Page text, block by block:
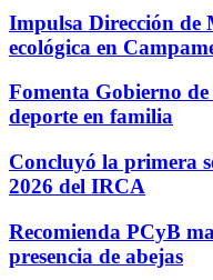
Impulsa Dirección de
ecológica en
Fomenta Gobierno
deporte en familia
Concluyó la primera
2026 del IRCA
Recomienda PCyB
presencia de abejas